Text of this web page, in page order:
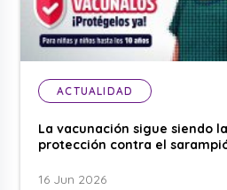
ACTUALIDAD
La vacunación sigue siendo
protección contra el
16 Jun 2026